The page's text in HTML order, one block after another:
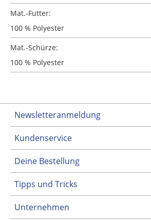
Mat.-Futter:
100 % Polyester
Mat.-Schürze:
100 % Polyester
Newsletteranmeldung
Kundenservice
Deine Bestellung
Tipps und Tricks
Unternehmen